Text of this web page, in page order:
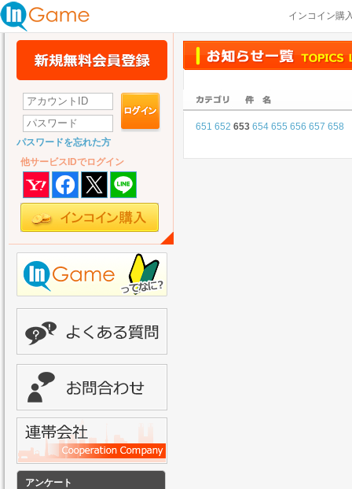
インコイン購
パスワードを忘れた方
他サービスIDでログイン
アンケート
651 652 653 654 655 656 657 658